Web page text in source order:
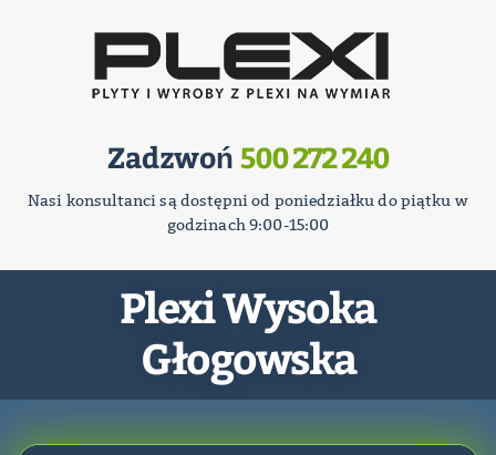
Zadzwoń 500 272 240
Nasi konsultanci są dostępni od poniedziałku do piątku w
godzinach 9:00-15:00
Plexi Wysoka
Głogowska